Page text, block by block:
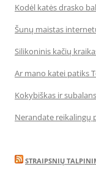
Kodėl katės drasko
Šunų maistas
Silikoninis kačių
Ar mano katei patiks
Kokybiškas ir
Nerandate reikalingų
STRAIPSNIŲ